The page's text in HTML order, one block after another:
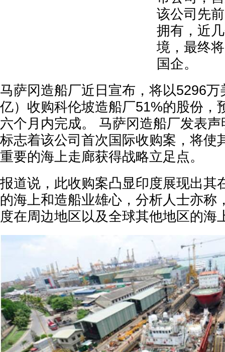
该公司先
拥有，近
境，最终
国企。
马萨冈造船厂近日宣布，将以5296
亿）收购科伦坡造船厂51%的股份，
六个月内完成。 马萨冈造船厂发表
标志着该公司首次国际收购案，将使
重要的海上走廊获得战略立足点。
报道说，此收购案凸显印度展现出其
的海上和造船业雄心，分析人士亦称
度在周边地区以及全球其他地区的海